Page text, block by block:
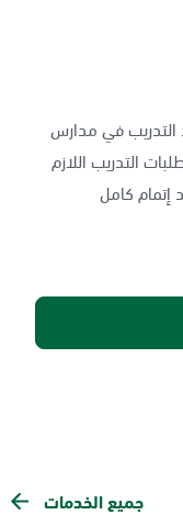
التدريب في مدارس
التدريب اللازم
إتمام كامل
جميع الخدمات